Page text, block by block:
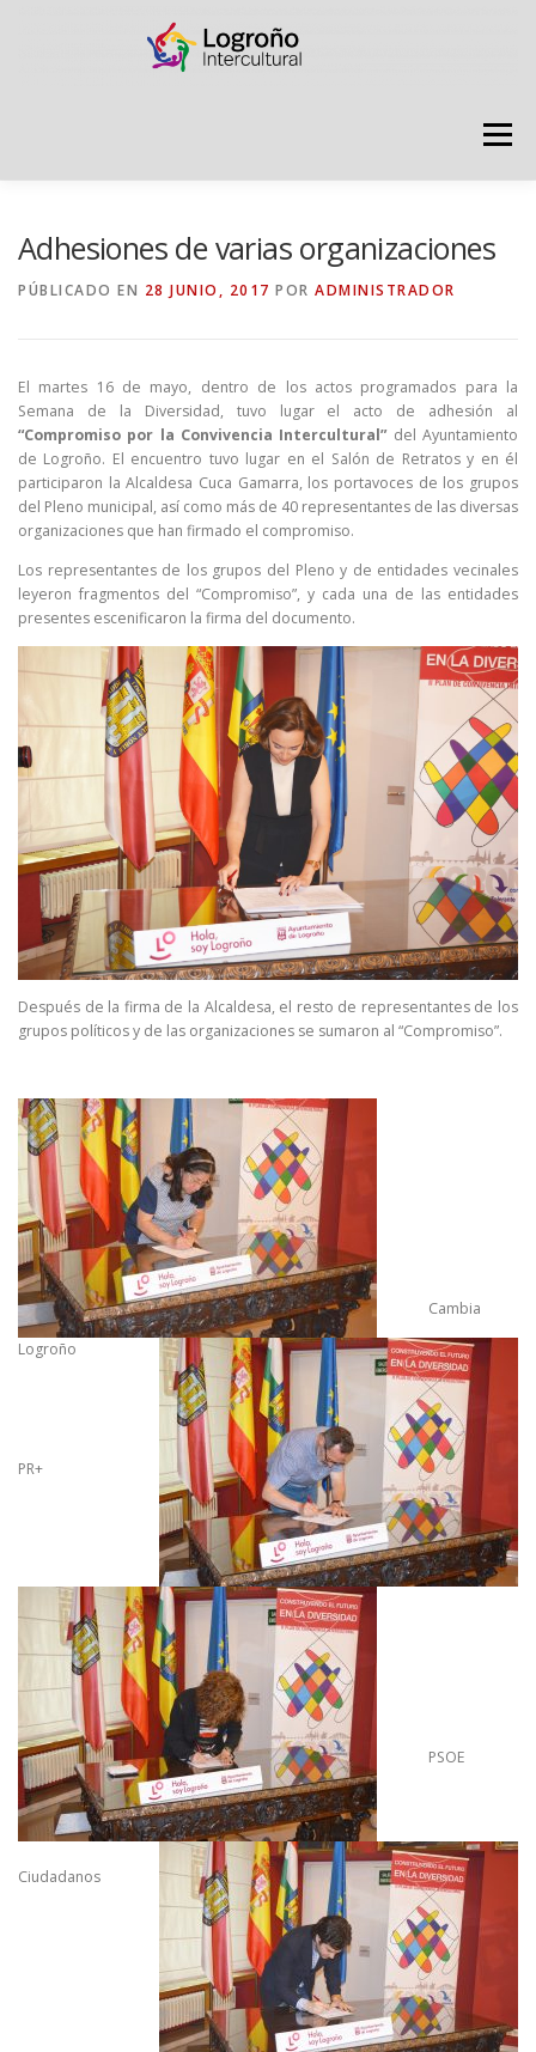
Menú
GRADÚATE EN CONVIVENCIA CAMPAÑAS
RECURSOS PUNTO DE ACOGIDA
Adhesiones de varias organizaciones
PÚBLICADO EN 28 JUNIO, 2017 POR ADMINISTRADOR
El martes 16 de mayo, dentro de los actos programados para la
Semana de la Diversidad, tuvo lugar el acto de adhesión al
“Compromiso por la Convivencia Intercultural”del Ayuntamiento
de Logroño. El encuentro tuvo lugar en el Salón de Retratos y en él
participaron la Alcaldesa Cuca Gamarra, los portavoces de los grupos
del Pleno municipal, así como más de 40 representantes de las diversas
organizaciones que han firmado el compromiso.
Los representantes de los grupos del Pleno y de entidades vecinales
leyeron fragmentos del “Compromiso”, y cada una de las entidades
presentes escenificaron la firma del documento.
Después de la firma de la Alcaldesa, el resto de representantes de los
grupos políticos y de las organizaciones se sumaron al “Compromiso”.
Cambia
Logroño
PR+
PSOE
Ciudadanos